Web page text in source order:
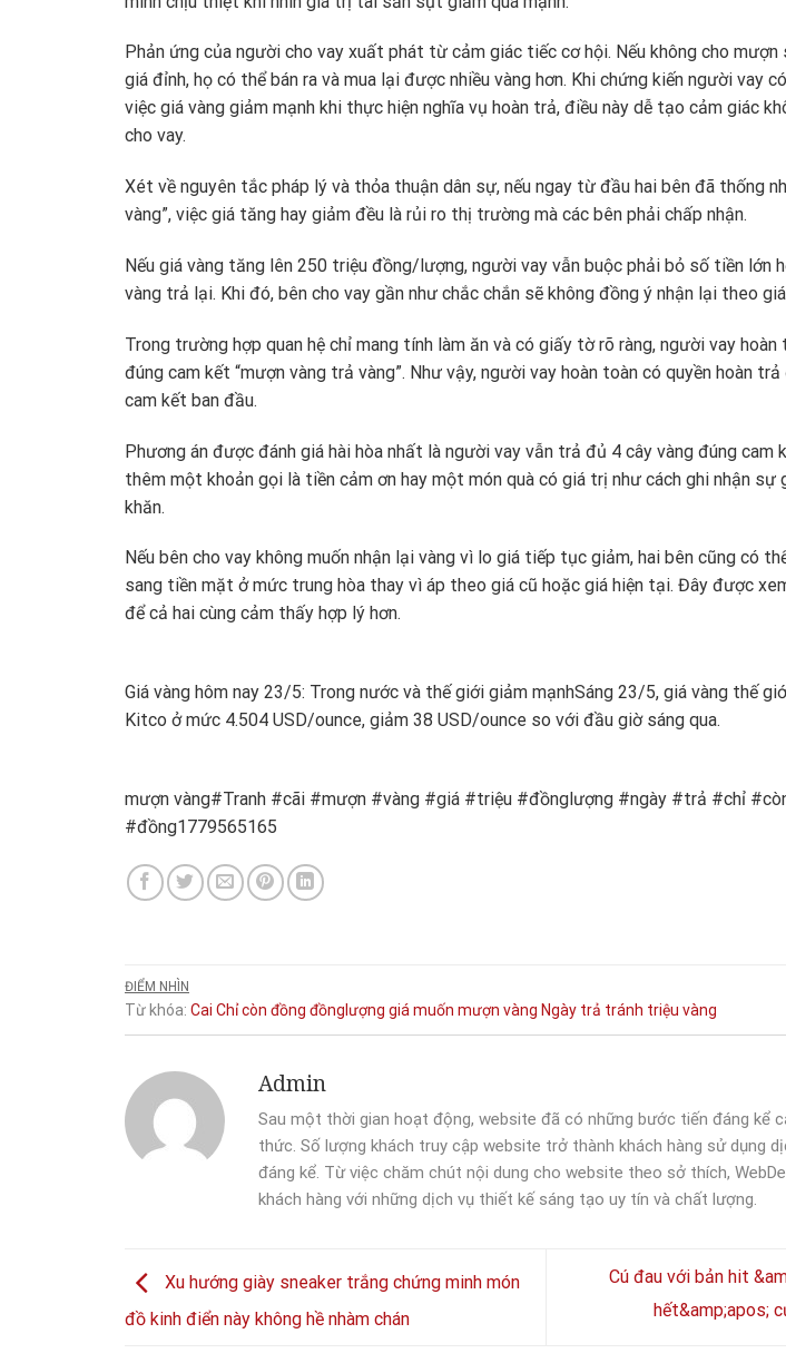
Phản ứng của người cho vay xuất phát từ cảm giác tiếc cơ hội. Nếu không cho
giá đỉnh, họ có thể bán ra và mua lại được nhiều vàng hơn. Khi chứng kiến người vay
việc giá vàng giảm mạnh khi thực hiện nghĩa vụ hoàn trả, điều này dễ tạo cảm giác
cho vay.
Xét về nguyên tắc pháp lý và thỏa thuận dân sự, nếu ngay từ đầu hai bên đã thống
vàng”, việc giá tăng hay giảm đều là rủi ro thị trường mà các bên phải chấp nhận.
Nếu giá vàng tăng lên 250 triệu đồng/lượng, người vay vẫn buộc phải bỏ số tiền lớn
vàng trả lại. Khi đó, bên cho vay gần như chắc chắn sẽ không đồng ý nhận lại theo
Trong trường hợp quan hệ chỉ mang tính làm ăn và có giấy tờ rõ ràng, người vay
đúng cam kết “mượn vàng trả vàng”. Như vậy, người vay hoàn toàn có quyền hoàn
cam kết ban đầu.
Phương án được đánh giá hài hòa nhất là người vay vẫn trả đủ 4 cây vàng đúng cam
thêm một khoản gọi là tiền cảm ơn hay một món quà có giá trị như cách ghi nhận sự
khăn.
Nếu bên cho vay không muốn nhận lại vàng vì lo giá tiếp tục giảm, hai bên cũng có
sang tiền mặt ở mức trung hòa thay vì áp theo giá cũ hoặc giá hiện tại. Đây được
để cả hai cùng cảm thấy hợp lý hơn.
Giá vàng hôm nay 23/5: Trong nước và thế giới giảm mạnhSáng 23/5, giá vàng thế
Kitco ở mức 4.504 USD/ounce, giảm 38 USD/ounce so với đầu giờ sáng qua.
mượn vàng#Tranh #cãi #mượn #vàng #giá #triệu #đồnglượng #ngày #trả #chỉ
#đồng1779565165
ĐIỂM NHÌN
Từ khóa: Cai Chỉcòn đồng đồnglượng giá muốn mượn vàng Ngày trả tránh triệu vàng
Admin
Sau một thời gian hoạt động, website đã có những bước tiến đáng kể
thức. Số lượng khách truy cập website trở thành khách hàng sử dụng
đáng kể. Từ việc chăm chút nội dung cho website theo sở thích,
khách hàng với những dịch vụ thiết kế sáng tạo uy tín và chất lượng.
Xu hướng giày sneaker trắng chứng minh món
đồ kinh điển này không hề nhàm chán
Cú đau với bản hit
hết&amp;apos;